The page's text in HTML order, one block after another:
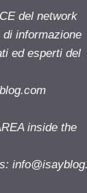
del network
informazione
ed esperti del
inside the